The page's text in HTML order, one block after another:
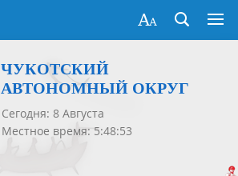
ЧУКОТСКИЙ
АВТОНОМНЫЙ ОКРУГ
Сегодня: 8 Августа
Местное время: 5:48:53